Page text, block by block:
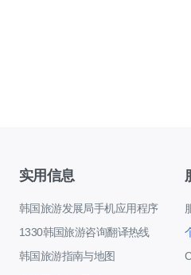
实用信息
韩国旅游发展局手机应用程序
1330韩国旅游咨询翻译热线
韩国旅游指南与地图